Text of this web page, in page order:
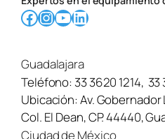
Facebook InstagramYouTube LinkedIn
Guadalajara
Teléfono:33 3620 1214, 33
Ubicación:Av. Gobernador
Col. El Dean, CP. 44440,
Ciudad de México